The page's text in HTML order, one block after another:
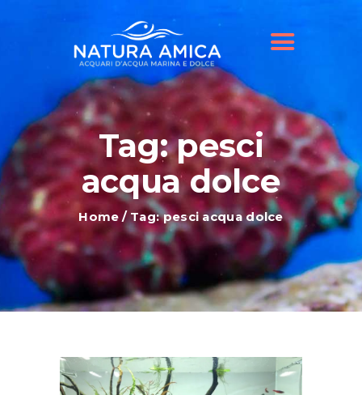
Tag: pesci
acqua dolce
Home Tag: pesci acqua dolce
IL NOSTRO NEGOZIO
OFFERTE ACQUARI
SHOP ONLINE
BLOG